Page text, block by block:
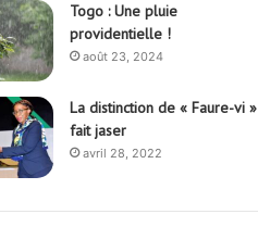
Togo : Une pluie
providentielle !
août 23, 2024
La distinction de « Faure-vi »
fait jaser
avril 28, 2022